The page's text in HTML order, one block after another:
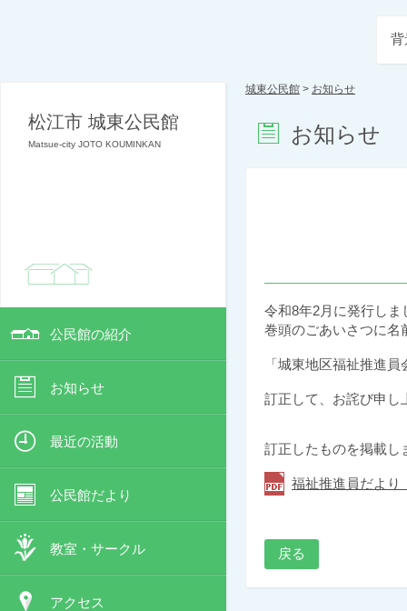
松江市 城東公民館
Matsue-city JOTO KOUMINKAN
公民館の紹介
お知らせ
最近の活動
公民館だより
教室・サークル
アクセス
背
城東公民館 > お知らせ
お知らせ
令和8年2月に発行し
巻頭のごあいさつに名
「城東地区福祉推
訂正して、お詫び申し
訂正したものを掲載し
福祉推進員だより
戻る